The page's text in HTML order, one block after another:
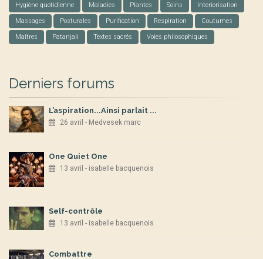
Hygiène quotidienne Maladies Plantes Soins Interiorisation
Massages Posturales Purification Respiration Coutumes
Maîtres Patanjali Textes sacrés Voies philosophiques
Derniers forums
L’aspiration...Ainsi parlait ...
26 avril - Medvesek marc
One Quiet One
13 avril - isabelle bacquenois
Self-contrôle
13 avril - isabelle bacquenois
Combattre